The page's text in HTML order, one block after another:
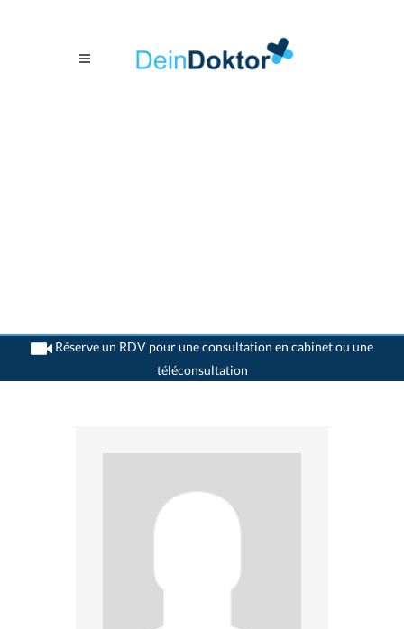
Réserve un RDV pour une consultation en cabinet ou une
téléconsultation
>Dentistes>Erlenbach ZH>Dr. Roman Schwizer